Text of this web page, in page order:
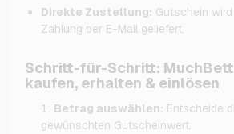
Direkte Zustellung: Gutschein
Zahlung per E-Mail geliefert.
Schritt-für-Schritt:
kaufen, erhalten & einlösen
Betrag auswählen: Entscheide
gewünschten Gutscheinwert.